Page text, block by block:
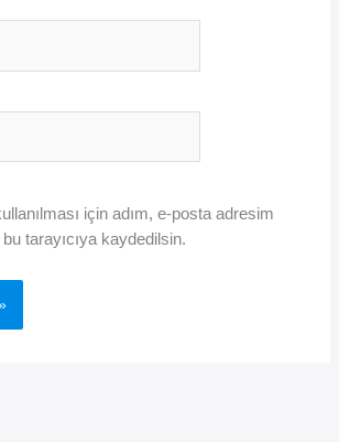
için adım, e-posta adresim
tarayıcıya kaydedilsin.